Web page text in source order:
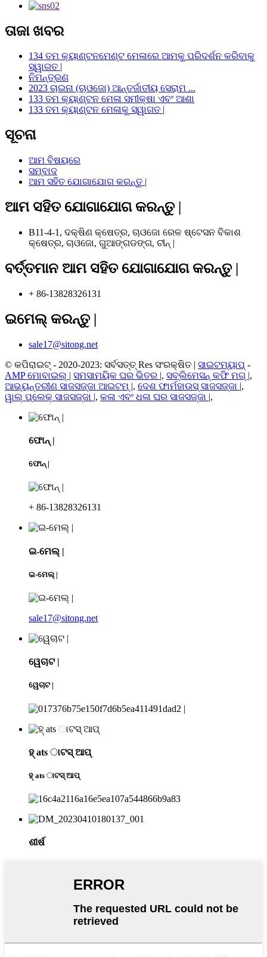
ତାଜା ଖବର
134 ତମ କ୍ୟାଣ୍ଟନମେଣ୍ଟ ମେଳାରେ ଆମକୁ ପରିଦର୍ଶନ କରିବାକୁ
ସ୍ୱାଗତ |
ନିମନ୍ତ୍ରଣ
2023 ଚାଇନା (ଚାଓଜୋ) ଆନ୍ତର୍ଜାତୀୟ ସେରାମ ...
133 ତମ କ୍ୟାଣ୍ଟନ ମେଳା ସମୀକ୍ଷା ଏବଂ ଆଶା
133 ତମ କ୍ୟାଣ୍ଟନ ମେଳାକୁ ସ୍ୱାଗତ |
ସୂଚନା
ଆମ ବିଷୟରେ
ସମ୍ବାଦ
ଆମ ସହିତ ଯୋଗାଯୋଗ କରନ୍ତୁ |
ଆମ ସହିତ ଯୋଗାଯୋଗ କରନ୍ତୁ |
B11-4-1, ଦକ୍ଷିଣ କ୍ଷେତ୍ର, ଚାଓଜୋ ରେଳ ଷ୍ଟେସନ ବିକାଶ
କ୍ଷେତ୍ର, ଚାଓଜୋ, ଗୁଆଙ୍ଗଡଙ୍ଗ, ଚୀନ୍ |
ବର୍ତ୍ତମାନ ଆମ ସହିତ ଯୋଗାଯୋଗ କରନ୍ତୁ |
+ 86-13828326131
ଇମେଲ୍ କରନ୍ତୁ |
sale17@sitong.net
© କପିରାଇଟ୍ - 2020-2023: ସର୍ବସତ୍ତ୍ Res ସଂରକ୍ଷିତ | ସାଇଟମ୍ୟାପ୍ -
AMP ମୋବାଇଲ୍ | ସମସାମୟିକ ଘର ଭିତର |, ସବ୍ଲିମେସନ୍ କଫି ମଗ୍ |,
ଆଭ୍ୟନ୍ତରୀଣ ସାଜସଜ୍ଜା ଆଇଟମ୍ |, ଦେଶ ଫାର୍ମହାଉସ୍ ସାଜସଜ୍ଜା |,
ୱାଲ୍ ପ୍ଲେକ୍ ସାଜସଜ୍ଜା |, କଳା ଏବଂ ଧଳା ଘର ସାଜସଜ୍ଜା |,
ଫୋନ୍ |
ଫୋନ୍ |
+ 86-13828326131
ଇ-ମେଲ୍ |
ଇ-ମେଲ୍ |
sale17@sitong.net
ୱେଚାଟ |
ୱେଚାଟ |
ହ୍ ats ାଟସ୍ ଆପ୍
ହ୍ ats ାଟସ୍ ଆପ୍
ଶୀର୍ଷ